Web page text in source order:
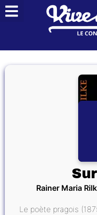
Rainer Maria
Le poète pragois